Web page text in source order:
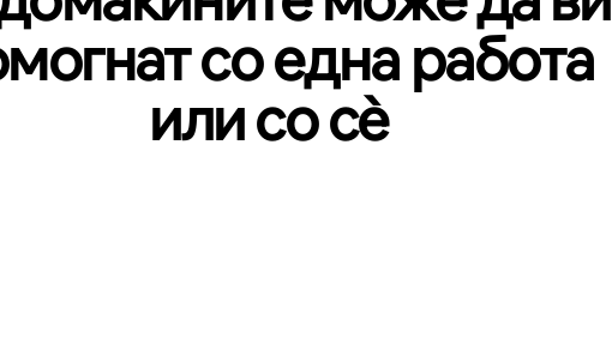
со една работа
или со сѐ